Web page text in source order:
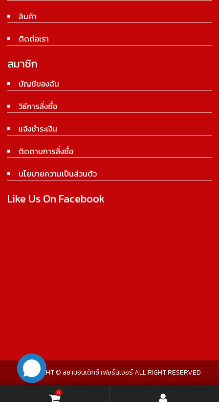
สินค้า
ติดต่อเรา
สมาชิก
บัญชีของฉัน
วิธีการสั่งซื้อ
แจ้งชำระเงิน
ติดตามการสั่งซื้อ
นโยบายความเป็นส่วนตัว
Like Us On Facebook
COPYRIGHT © สยามอินเด็กซ์ เฟอร์นิเจอร์ ALL RIGHT RESERVED
0